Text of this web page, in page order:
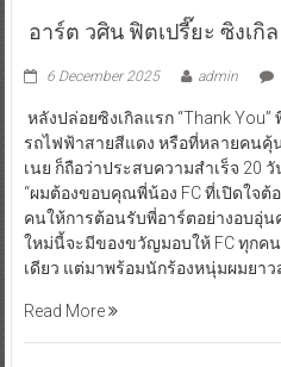
อาร์ต วศิน ฟิตเปรี๊ยะ ซิงเกิล
6 December 2025 admin
หลังปล่อยซิงเกิลแรก “Thank
รถไฟฟ้าสายสีแดง หรือที่หลายคน
เนย ก็ถือว่าประสบความสำเร็จ 20
“ผมต้องขอบคุณพี่น้อง FC ที่เปิดใจต้
คนให้การต้อนรับพี่อาร์ตอย่างอบอุ่น
ใหม่นี้จะมีของขวัญมอบให้ FC ทุกค
เดียว แต่มาพร้อมนักร้องหนุ่มผมยา
Read More